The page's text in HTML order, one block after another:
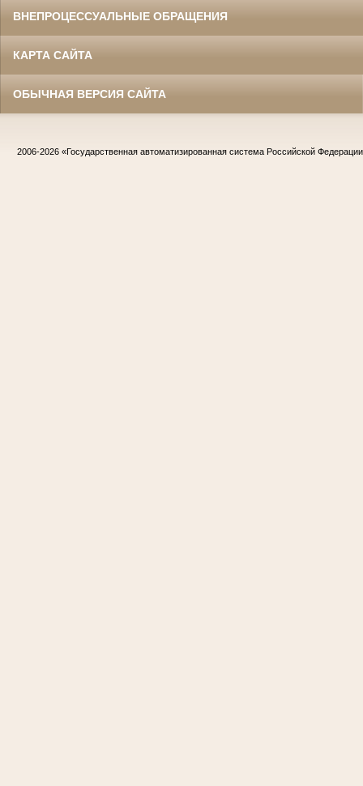
ВНЕПРОЦЕССУАЛЬНЫЕ ОБРАЩЕНИЯ
КАРТА САЙТА
ОБЫЧНАЯ ВЕРСИЯ САЙТА
2006-2026 «Государственная автоматизированная система Российской